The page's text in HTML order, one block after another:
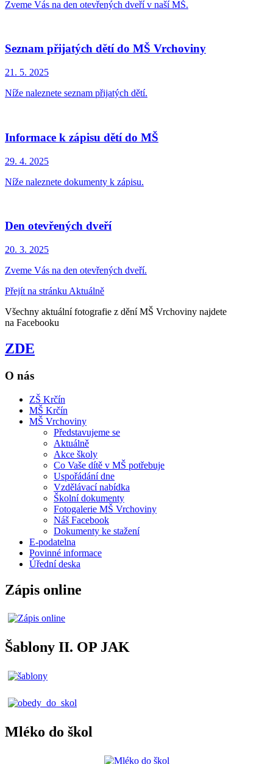
Zveme Vás na den otevřených dveří v naší MŠ.
Seznam přijatých dětí do MŠ Vrchoviny
21. 5. 2025
Níže naleznete seznam přijatých dětí.
Informace k zápisu dětí do MŠ
29. 4. 2025
Níže naleznete dokumenty k zápisu.
Den otevřených dveří
20. 3. 2025
Zveme Vás na den otevřených dveří.
Přejít na stránku Aktuálně
Všechny aktuální fotografie z dění MŠ Vrchoviny najdete
na Facebooku
ZDE
O nás
ZŠ Krčín
MŠ Krčín
MŠ Vrchoviny
Představujeme se
Aktuálně
Akce školy
Co Vaše dítě v MŠ potřebuje
Uspořádání dne
Vzdělávací nabídka
Školní dokumenty
Fotogalerie MŠ Vrchoviny
Náš Facebook
Dokumenty ke stažení
E-podatelna
Povinné informace
Úřední deska
Zápis online
Šablony II. OP JAK
Mléko do škol